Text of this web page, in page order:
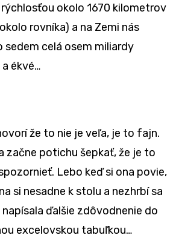
okolo 1670 kilometrov
rovníka) a na Zemi nás
sedem celá osem miliardy
ékvé…
že to nie je veľa, je to fajn.
začne potichu šepkať, že je to
Lebo keď si ona povie,
si nesadne k stolu a nezhrbí sa
ďalšie zdôvodnenie do
excelovskou tabuľkou…